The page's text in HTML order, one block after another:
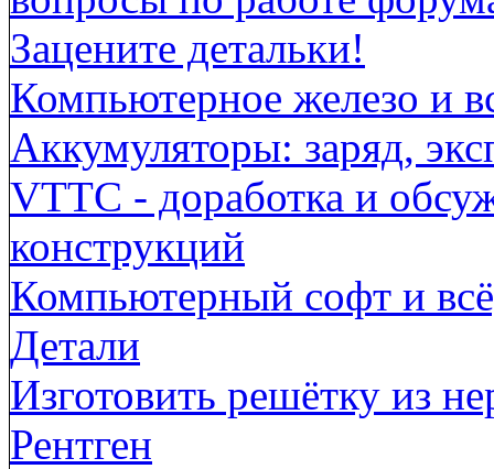
Зацените детальки!
Компьютерное железо и
Аккумуляторы: заряд,
VTTC - доработка и
конструкций
Компьютерный софт и
Детали
Изготовить решётку из
Рентген